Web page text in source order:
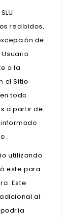
recibidos,
de
a la
el Sitio
todo
a partir de
informado
utilizando
este para
Este
al
podría